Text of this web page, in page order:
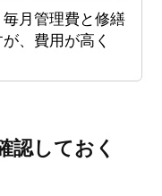
月管理費と修繕
、費用が高く
認しておく